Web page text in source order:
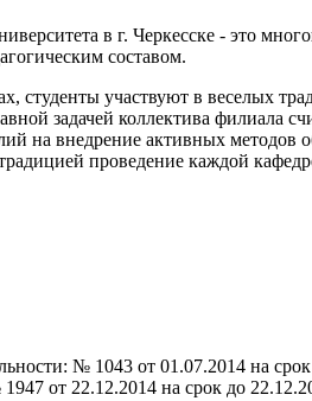
в г. Черкесске - это
составом.
студенты участвуют в веселых
задачей коллектива филиала
на внедрение активных
проведение каждой
№ 1043 от 01.07.2014 на
от 22.12.2014 на срок до